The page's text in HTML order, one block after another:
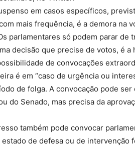
em casos específicos,
mais frequência, é a demora na
parlamentares só podem parar de
decisão que precise de votos, é
de convocações
é em “caso de urgência ou
de folga. A convocação pode
do Senado, mas precisa da
também pode convocar
de defesa ou de intervenção